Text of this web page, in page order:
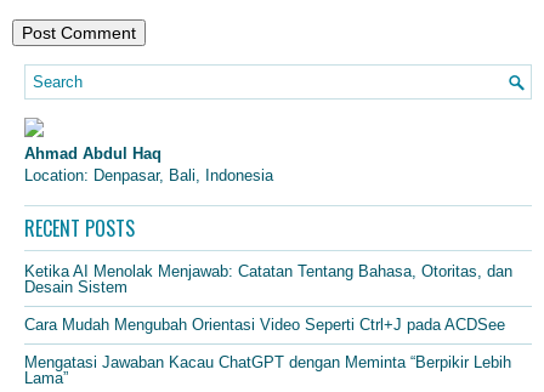
Ahmad Abdul Haq
Location: Denpasar, Bali, Indonesia
RECENT POSTS
Ketika AI Menolak Menjawab: Catatan Tentang Bahasa, Otoritas, dan
Desain Sistem
Cara Mudah Mengubah Orientasi Video Seperti Ctrl+J pada ACDSee
Mengatasi Jawaban Kacau ChatGPT dengan Meminta “Berpikir Lebih
Lama”